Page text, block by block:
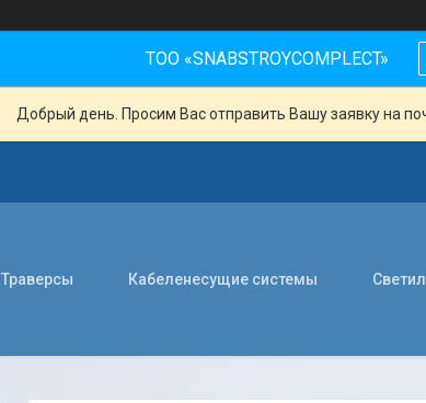
ТОО «SNABSTROYCOMPLECT»
Добрый день. Просим Вас отправить Вашу заявку на
Траверсы Кабеленесущие системы